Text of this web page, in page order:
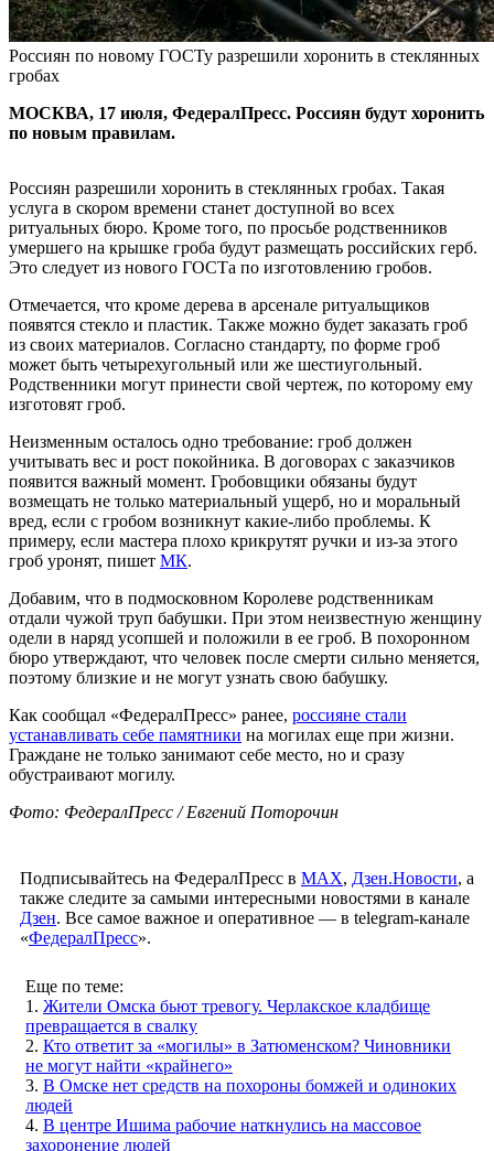
Россиян по новому ГОСТу разрешили хоронить в стеклянных
гробах
МОСКВА, 17 июля, ФедералПресс. Россиян будут хоронить
по новым правилам.
Россиян разрешили хоронить в стеклянных гробах. Такая
услуга в скором времени станет доступной во всех
ритуальных бюро. Кроме того, по просьбе родственников
умершего на крышке гроба будут размещать российских герб.
Это следует из нового ГОСТа по изготовлению гробов.
Отмечается, что кроме дерева в арсенале ритуальщиков
появятся стекло и пластик. Также можно будет заказать гроб
из своих материалов. Согласно стандарту, по форме гроб
может быть четырехугольный или же шестиугольный.
Родственники могут принести свой чертеж, по которому ему
изготовят гроб.
Неизменным осталось одно требование: гроб должен
учитывать вес и рост покойника. В договорах с заказчиков
появится важный момент. Гробовщики обязаны будут
возмещать не только материальный ущерб, но и моральный
вред, если с гробом возникнут какие-либо проблемы. К
примеру, если мастера плохо крикрутят ручки и из-за этого
гроб уронят, пишет МК.
Добавим, что в подмосковном Королеве родственникам
отдали чужой труп бабушки. При этом неизвестную женщину
одели в наряд усопшей и положили в ее гроб. В похоронном
бюро утверждают, что человек после смерти сильно меняется,
поэтому близкие и не могут узнать свою бабушку.
Как сообщал «ФедералПресс» ранее, россияне стали
устанавливать себе памятники на могилах еще при жизни.
Граждане не только занимают себе место, но и сразу
обустраивают могилу.
Фото: ФедералПресс / Евгений Поторочин
Подписывайтесь на ФедералПресс в МАХ, Дзен.Новости, а
также следите за самыми интересными новостями в канале
Дзен. Все самое важное и оперативное — в telegram-канале
«ФедералПресс».
Еще по теме:
1. Жители Омска бьют тревогу. Черлакское кладбище
превращается в свалку
2. Кто ответит за «могилы» в Затюменском? Чиновники
не могут найти «крайнего»
3. В Омске нет средств на похороны бомжей и одиноких
людей
4. В центре Ишима рабочие наткнулись на массовое
захоронение людей